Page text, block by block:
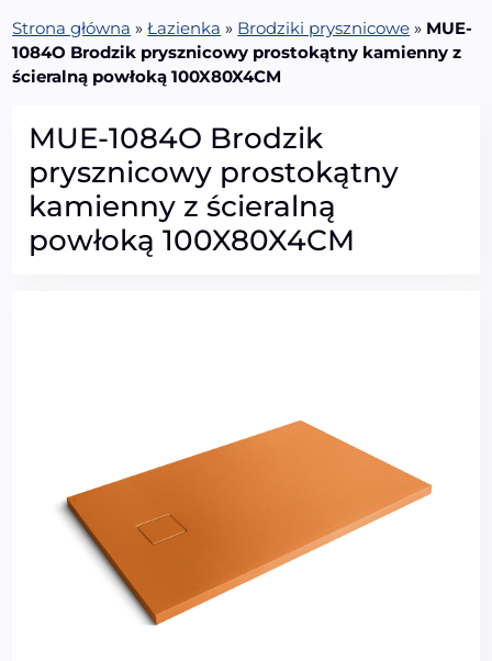
Strona główna »Łazienka » Brodziki prysznicowe » MUE-
1084O Brodzik prysznicowy prostokątny kamienny z
ścieralną powłoką 100X80X4CM
MUE-1084O Brodzik
prysznicowy prostokątny
kamienny z ścieralną
powłoką 100X80X4CM